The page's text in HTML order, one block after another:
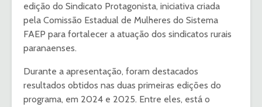
edição do Sindicato Protagonista, iniciativa criada
pela Comissão Estadual de Mulheres do Sistema
FAEP para fortalecer a atuação dos sindicatos rurais
paranaenses.
Durante a apresentação, foram destacados
resultados obtidos nas duas primeiras edições do
programa, em 2024 e 2025. Entre eles, está o